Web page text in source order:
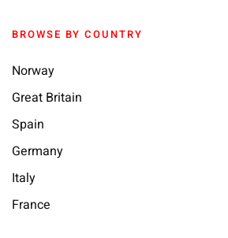
BROWSE BY COUNTRY
Norway
Great Britain
Spain
Germany
Italy
France